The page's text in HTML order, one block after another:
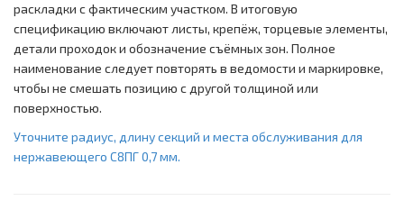
раскладки с фактическим участком. В итоговую
спецификацию включают листы, крепёж, торцевые элементы,
детали проходок и обозначение съёмных зон. Полное
наименование следует повторять в ведомости и маркировке,
чтобы не смешать позицию с другой толщиной или
поверхностью.
Уточните радиус, длину секций и места обслуживания для
нержавеющего С8ПГ 0,7 мм.